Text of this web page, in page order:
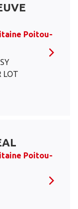
Poitou-
LOT
Poitou-